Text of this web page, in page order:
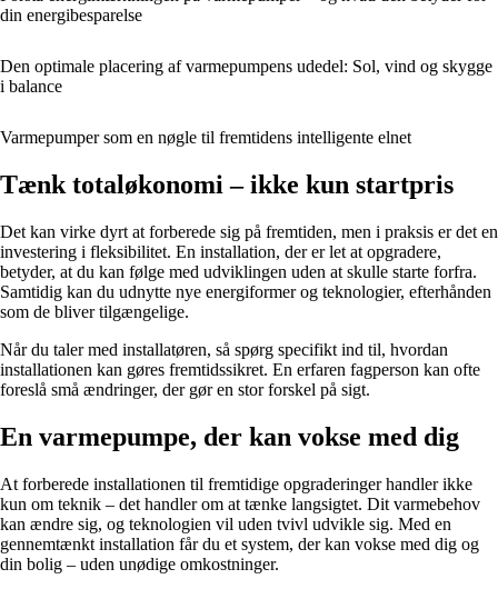
din energibesparelse
Den optimale placering af varmepumpens udedel: Sol, vind og skygge
i balance
Varmepumper som en nøgle til fremtidens intelligente elnet
Tænk totaløkonomi – ikke kun startpris
Det kan virke dyrt at forberede sig på fremtiden, men i praksis er det en
investering i fleksibilitet. En installation, der er let at opgradere,
betyder, at du kan følge med udviklingen uden at skulle starte forfra.
Samtidig kan du udnytte nye energiformer og teknologier, efterhånden
som de bliver tilgængelige.
Når du taler med installatøren, så spørg specifikt ind til, hvordan
installationen kan gøres fremtidssikret. En erfaren fagperson kan ofte
foreslå små ændringer, der gør en stor forskel på sigt.
En varmepumpe, der kan vokse med dig
At forberede installationen til fremtidige opgraderinger handler ikke
kun om teknik – det handler om at tænke langsigtet. Dit varmebehov
kan ændre sig, og teknologien vil uden tvivl udvikle sig. Med en
gennemtænkt installation får du et system, der kan vokse med dig og
din bolig – uden unødige omkostninger.